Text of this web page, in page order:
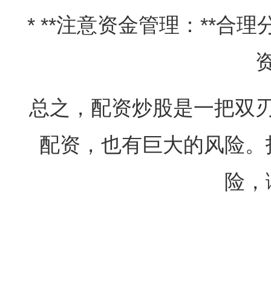
* **注意资金管理：**合理
总之，配资炒股是一把双
配资，也有巨大的风险
险